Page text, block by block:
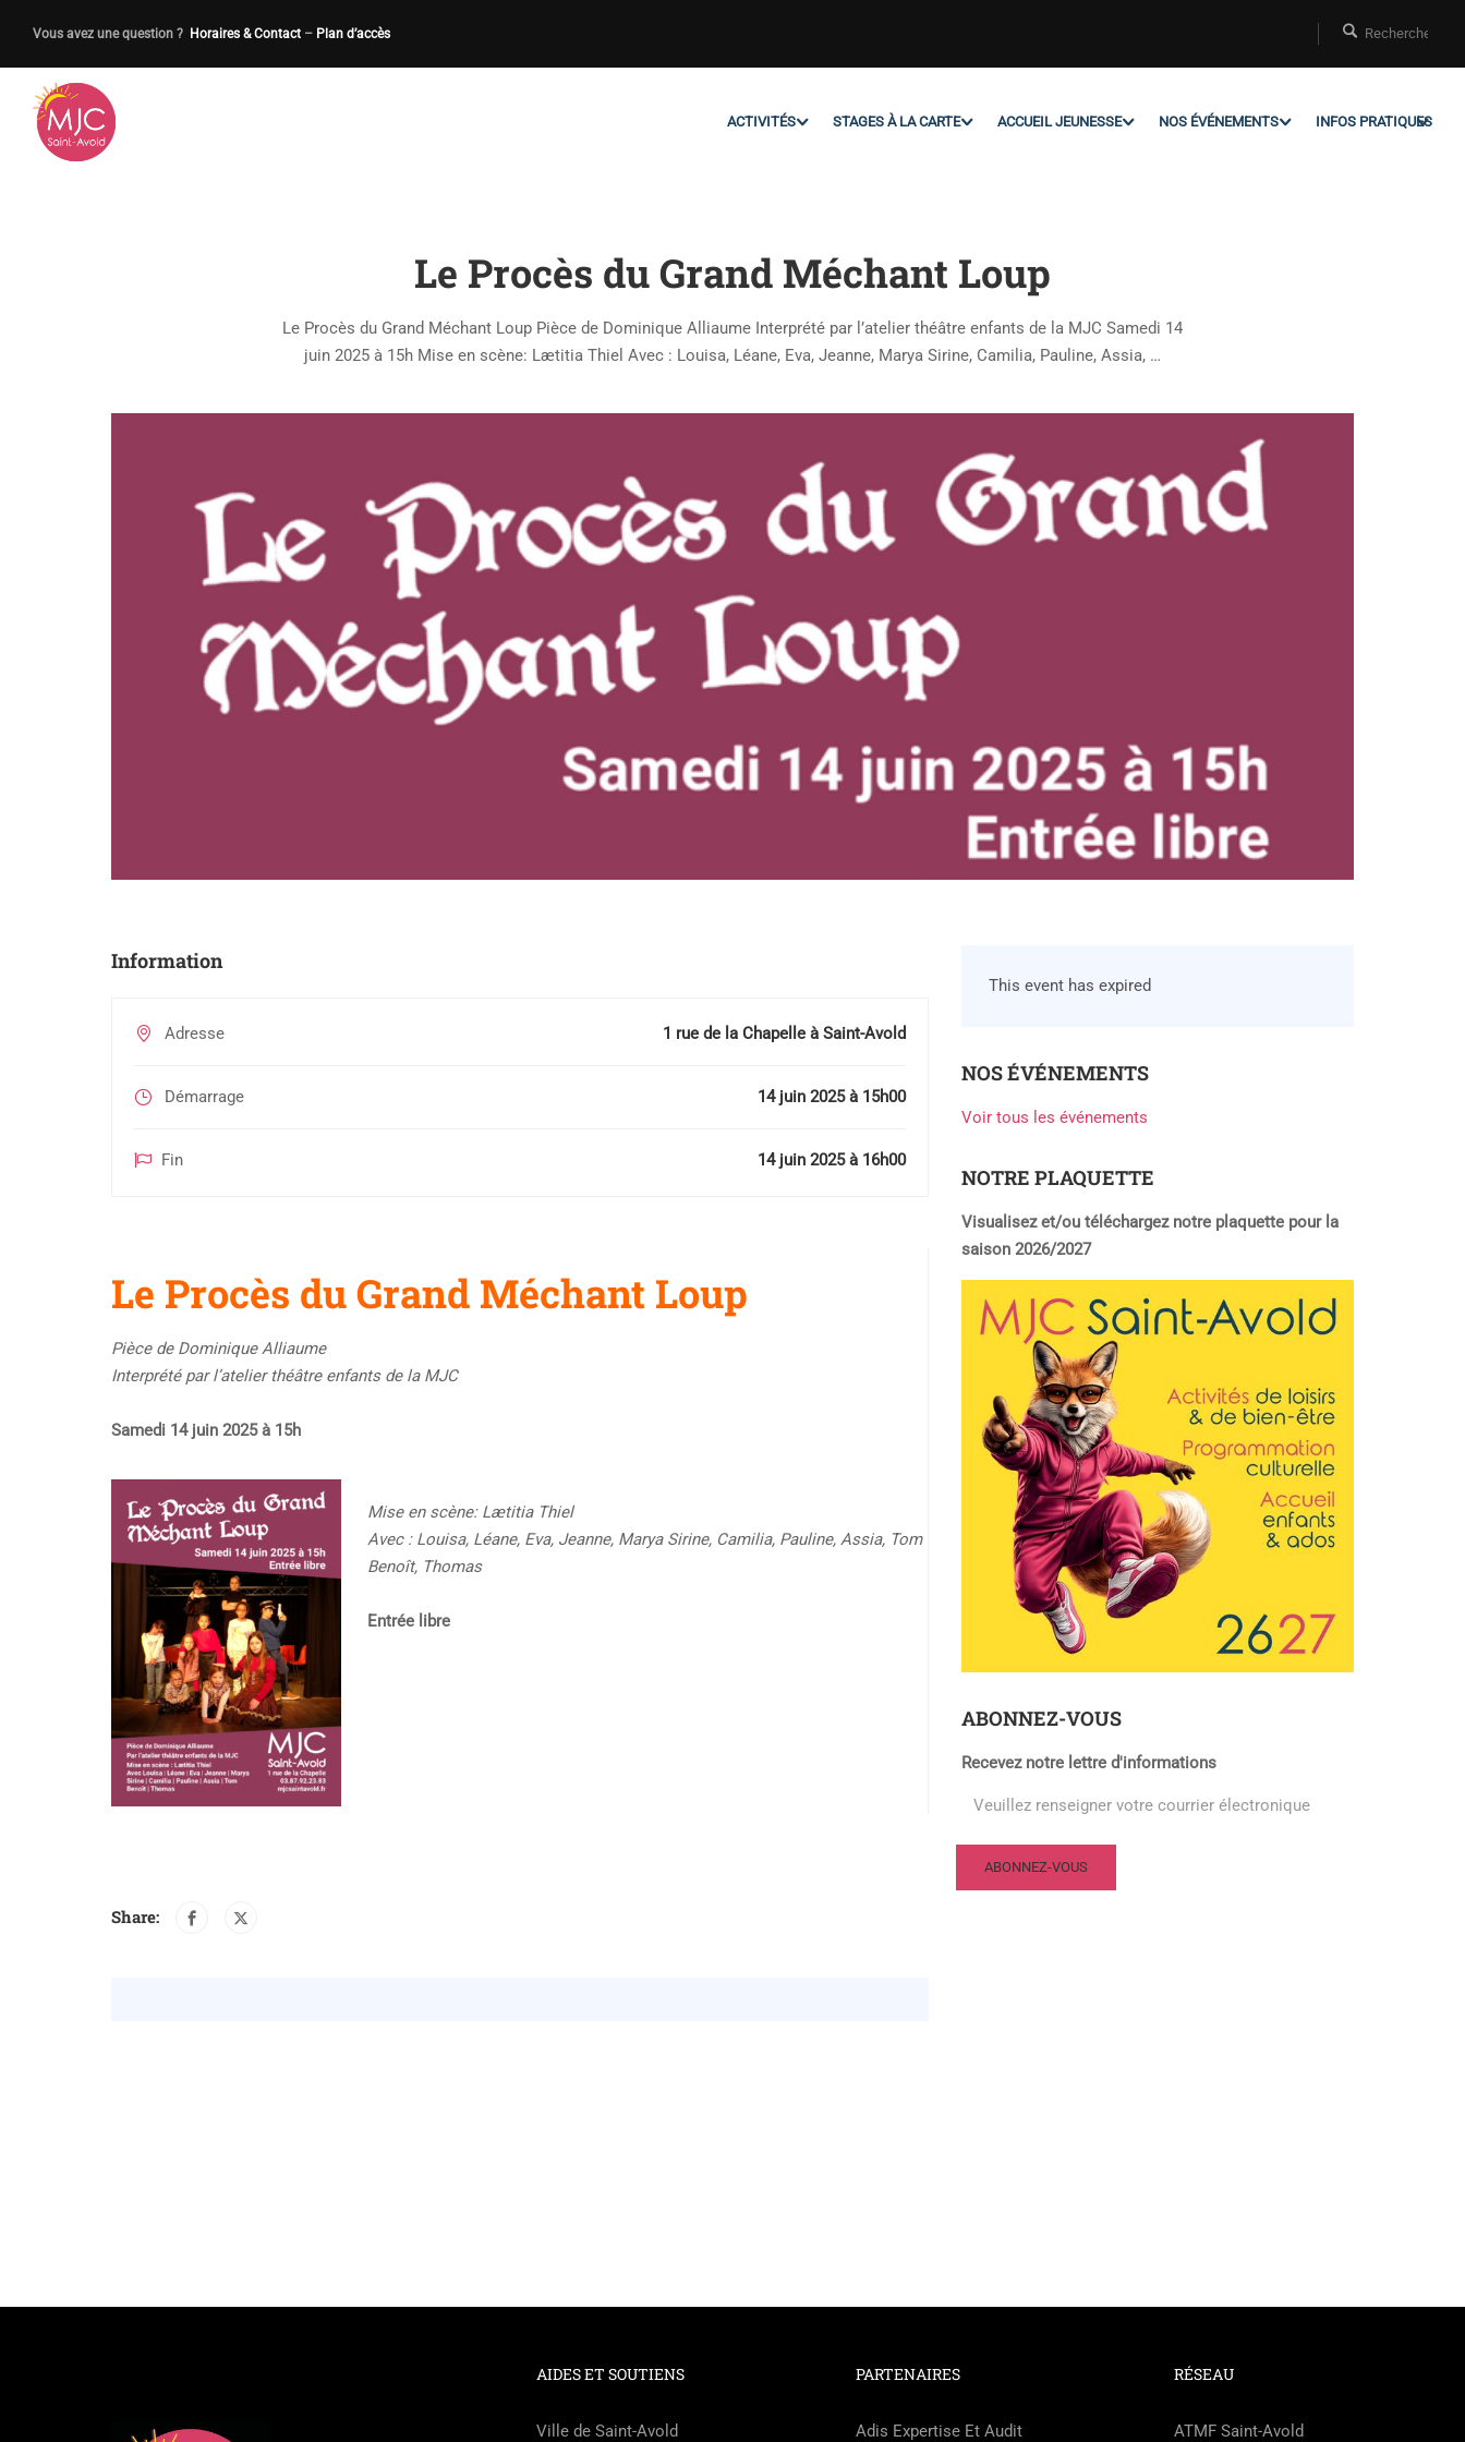
Vous avez une question ? Horaires & Contact – Plan d’accès
ACTIVITÉS STAGES À LA CARTE ACCUEIL JEUNESSE NOS ÉVÉNEMENTS INFOS PRATIQUES
Le Procès du Grand Méchant Loup
Le Procès du Grand Méchant Loup Pièce de Dominique Alliaume Interprété par l’atelier théâtre enfants de la MJC Samedi 14
juin 2025 à 15h Mise en scène: Lætitia Thiel Avec : Louisa, Léane, Eva, Jeanne, Marya Sirine, Camilia, Pauline, Assia, …
Information
Adresse 1 rue de la Chapelle à Saint-Avold
Démarrage 14 juin 2025 à 15h00
Fin 14 juin 2025 à 16h00
Le Procès du Grand Méchant Loup
Pièce de Dominique Alliaume
Interprété par l’atelier théâtre enfants de la MJC
Samedi 14 juin 2025 à 15h
Mise en scène: Lætitia Thiel
Avec : Louisa, Léane, Eva, Jeanne, Marya Sirine, Camilia, Pauline, Assia, Tom
Benoît, Thomas
Entrée libre
Share:
This event has expired
NOS ÉVÉNEMENTS
Voir tous les événements
NOTRE PLAQUETTE
Visualisez et/ou téléchargez notre plaquette pour la
saison 2026/2027
ABONNEZ-VOUS
Recevez notre lettre d'informations
AIDES ET SOUTIENS
Ville de Saint-Avold
PARTENAIRES
Adis Expertise Et Audit
RÉSEAU
ATMF Saint-Avold